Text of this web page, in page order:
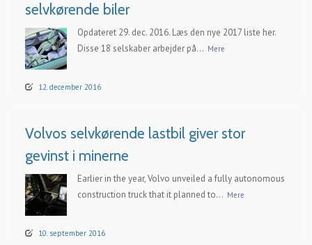
selvkørende biler
Opdateret 29. dec. 2016. Læs den nye 2017 liste her.
Disse 18 selskaber arbejder på... Mere
12. december 2016
Volvos selvkørende lastbil giver stor
gevinst i minerne
Earlier in the year, Volvo unveiled a fully autonomous
construction truck that it planned to... Mere
10. september 2016